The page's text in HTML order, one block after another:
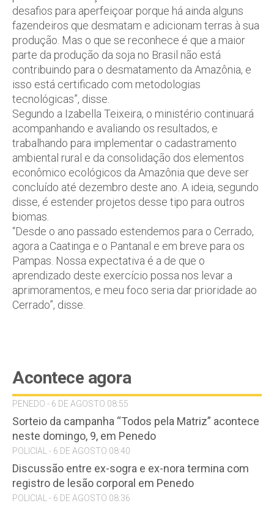
desafios para aperfeiçoar porque há ainda alguns
fazendeiros que desmatam e adicionam terras à sua
produção. Mas o que se reconhece é que a maior
parte da produção da soja no Brasil não está
contribuindo para o desmatamento da Amazônia, e
isso está certificado com metodologias
tecnológicas”, disse.
Segundo a Izabella Teixeira, o ministério continuará
acompanhando e avaliando os resultados, e
trabalhando para implementar o cadastramento
ambiental rural e da consolidação dos elementos
econômico ecológicos da Amazônia que deve ser
concluído até dezembro deste ano. A ideia, segundo
disse, é estender projetos desse tipo para outros
biomas.
“Desde o ano passado estendemos para o Cerrado,
agora a Caatinga e o Pantanal e em breve para os
Pampas. Nossa expectativa é a de que o
aprendizado deste exercício possa nos levar a
aprimoramentos, e meu foco seria dar prioridade ao
Cerrado”, disse.
Acontece agora
PENEDO - 6 DE AGOSTO 08:55
Sorteio da campanha “Todos pela Matriz” acontece
neste domingo, 9, em Penedo
POLICIAL - 6 DE AGOSTO 08:40
Discussão entre ex-sogra e ex-nora termina com
registro de lesão corporal em Penedo
POLICIAL - 6 DE AGOSTO 08:36